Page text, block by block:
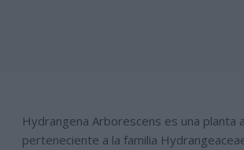
Hydrangena Arborescens es una planta
perteneciente a la familia